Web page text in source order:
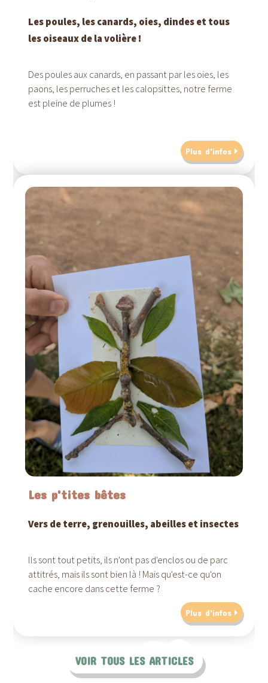
Les poules, les canards, oies, dindes et tous
les oiseaux de la volière !
Des poules aux canards, en passant par les oies, les
paons, les perruches et les calopsittes, notre ferme
est pleine de plumes !
Plus d'infos
Les p'tites bêtes
Vers de terre, grenouilles, abeilles et insectes
Ils sont tout petits, ils n'ont pas d'enclos ou de parc
attitrés, mais ils sont bien là ! Mais qu'est-ce qu'on
cache encore dans cette ferme ?
Plus d'infos
VOIR TOUS LES ARTICLES